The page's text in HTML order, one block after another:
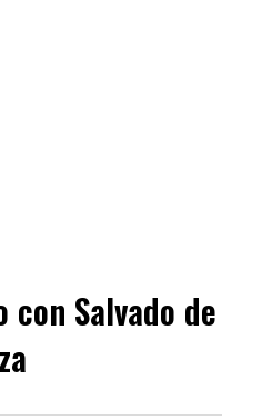
con Salvado de